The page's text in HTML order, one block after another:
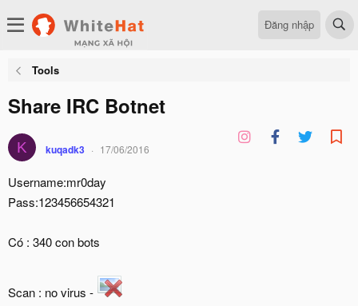
Đăng nhập
Tools
Share IRC Botnet
K kuqadk3 17/06/2016
Username:mr0day
Pass:123456654321
Có : 340 con bots
Scan : no virus -